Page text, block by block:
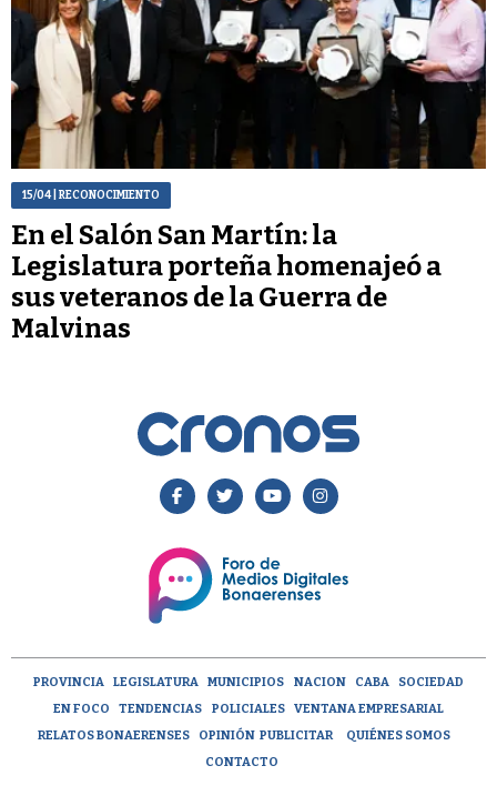
15/04| RECONOCIMIENTO
En el Salón San Martín: la
Legislatura porteña homenajeó a
sus veteranos de la Guerra de
Malvinas
PROVINCIA LEGISLATURA MUNICIPIOS NACION CABA
SOCIEDAD
EN FOCO
TENDENCIAS POLICIALES
VENTANA EMPRESARIAL
RELATOS BONAERENSES
OPINIÓN PUBLICITAR
QUIÉNES SOMOS
CONTACTO